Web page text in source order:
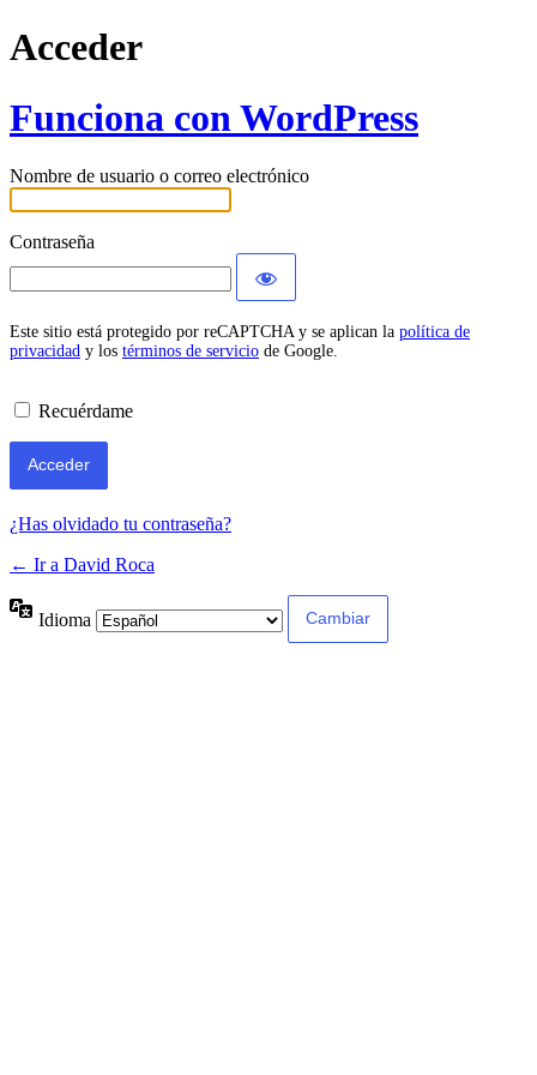
Acceder
Funciona con WordPress
Nombre de usuario o correo electrónico
Contraseña
Este sitio está protegido por reCAPTCHA y se aplican la política de
privacidad y los términos de servicio de Google.
Recuérdame
¿Has olvidado tu contraseña?
← Ir a David Roca
Idioma